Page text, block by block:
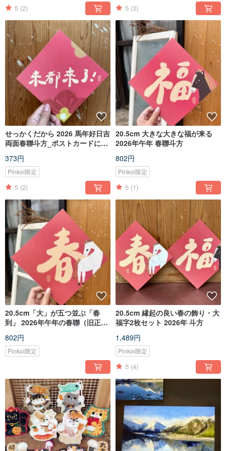
5 (2) 5 (3)
せっかくだから 2026 馬年好日吉
両面春聯斗方_ポストカードにも
373円
Pinkoi限定
5 (2)
20.5cm 大きな大きな福が来る
2026年午年 春聯斗方
802円
Pinkoi限定
5 (1)
20.5cm「大」が五つ並ぶ「春
到」 2026年午年の春聯（旧正月
802円
Pinkoi限定
20.5cm 縁起の良い春の飾り・大
福字2枚セット 2026年 斗方
1,489円
Pinkoi限定
5 (4)